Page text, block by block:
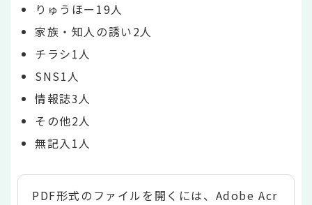
りゅうほー19人
家族・知人の誘い2人
チラシ1人
SNS1人
情報誌3人
その他2人
無記入1人
PDF形式のファイルを開くには、Adobe Acr